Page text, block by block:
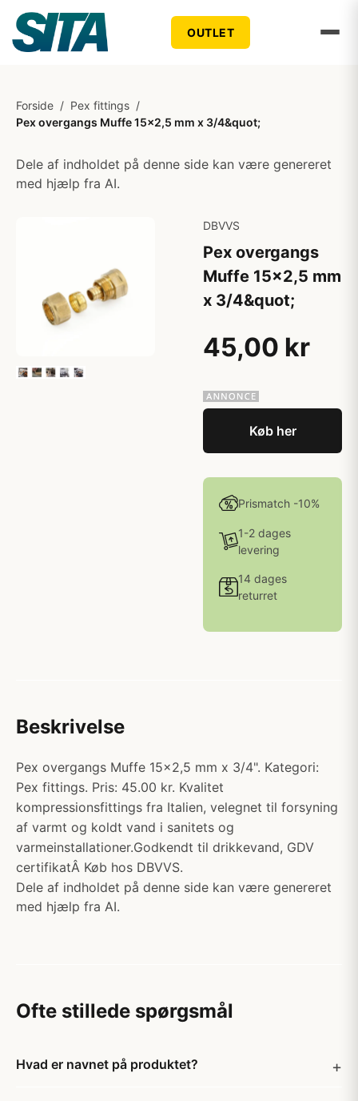
OUTLET
Forside / Pex fittings /
Pex overgangs Muffe 15x2,5 mm x 3/4&quot;
Dele af indholdet på denne side kan være genereret
med hjælp fra AI.
DBVVS
Pex overgangs
Muffe 15x2,5 mm
x 3/4&quot;
45,00 kr
Køb her
Prismatch -10%
1-2 dages
levering
14 dages
returret
Beskrivelse
Pex overgangs Muffe 15x2,5 mm x 3/4". Kategori:
Pex fittings. Pris: 45.00 kr. Kvalitet
kompressionsfittings fra Italien, velegnet til forsyning
af varmt og koldt vand i sanitets og
varmeinstallationer.Godkendt til drikkevand, GDV
certifikatÂ Køb hos DBVVS.
Dele af indholdet på denne side kan være genereret
med hjælp fra AI.
Ofte stillede spørgsmål
Hvad er navnet på produktet?